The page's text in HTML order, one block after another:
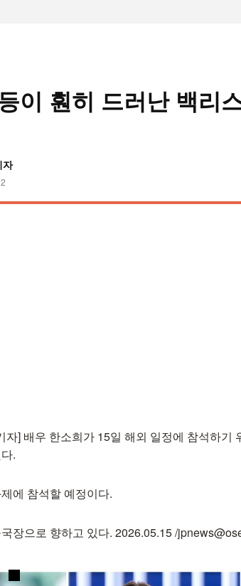
이 훤히 드러난 백리
자
자] 배우 한소희가 15일 해외 일정에 참석하기
.
에 참석할 예정이다.
장으로 향하고 있다. 2026.05.15 /